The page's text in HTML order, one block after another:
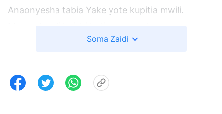
Anaonyesha tabia Yake yote kupitia mwili.
Anaonekana; mwanadamu anaweza kweli
Alicho; ni kwa njia hii tu ndiyo mwanadamu
anaweza kumjua kweli.
Neno, Vol. 1. Kuonekana na Kazi ya Mungu. Maono ya
Soma Zaidi